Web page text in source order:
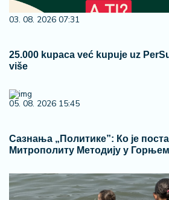
03. 08. 2026 07:31
25.000 kupaca već kupuje uz
više
05. 08. 2026 15:45
Сазнања „Политике”: Ко је
Митрополиту Методију у